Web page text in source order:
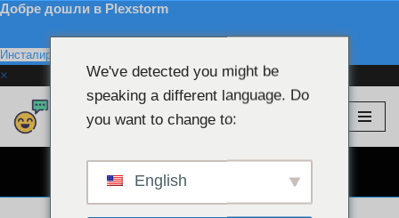
Добре дошли в Plexstorm
Инсталирайте
×
Преминете
Plexstorm 💖 VIP модели
БЕЗПЛАТЕН ЧАТ УЕБ КАМЕРА 👉
We've detected you might be
speaking a different language. Do
you want to change to:
English